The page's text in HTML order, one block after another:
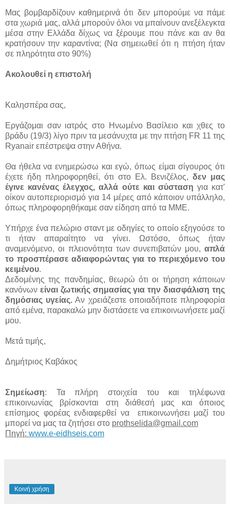
Μας βομβαρδίζουν καθημερινά ότι δεν μπορούμε να πάμε
στα χωριά μας, αλλά μπορούν όλοι να μπαίνουν ανεξέλεγκτα
μέσα στην Ελλάδα δίχως να ξέρουμε που πάνε και αν θα
κρατήσουν την καραντίνα; (Να σημειωθεί ότι η πτήση ήταν
σε πληρότητα στο 90%)
Ακολουθεί η επιστολή
Καλησπέρα σας,
Εργάζομαι σαν ιατρός στο Ηνωμένο Βασίλειο και χθες το
βράδυ (19/3) λίγο πριν τα μεσάνυχτα με την πτήση FR 11 της
Ryanair επέστρεψα στην Αθήνα.
Θα ήθελα να ενημερώσω και εγώ, όπως είμαι σίγουρος ότι
έχετε ήδη πληροφορηθεί, ότι στο Ελ. Βενιζέλος, δεν μας
έγινε κανένας έλεγχος, αλλά ούτε και σύσταση για κατ'
οίκον αυτοπεριορισμό για 14 μέρες από κάποιον υπάλληλο,
όπως πληροφορηθήκαμε σαν είδηση από τα ΜΜΕ.
Υπήρχε ένα πελώριο σταντ με οδηγίες το οποίο εξηγούσε το
τι ήταν απαραίτητο να γίνει. Ωστόσο, όπως ήταν
αναμενόμενο, οι πλειονότητα των συνεπιβατών μου, απλά
το προσπέρασε αδιαφορώντας για το περιεχόμενο του
κειμένου.
Δεδομένης της πανδημίας, θεωρώ ότι οι τήρηση κάποιων
κανόνων είναι ζωτικής σημασίας για την διασφάλιση της
δημόσιας υγείας. Αν χρειάζεστε οποιαδήποτε πληροφορία
από εμένα, παρακαλώ μην διστάσετε να επικοινωνήσετε μαζί
μου.
Μετά τιμής,
Δημήτριος Καβάκος
Σημείωση: Τα πλήρη στοιχεία του και τηλέφωνα
επικοινωνίας βρίσκονται στη διάθεσή μας και όποιος
επίσημος φορέας ενδιαφερθεί να
επικοινωνήσει μαζί του
μπορεί να μας τα ζητήσει στο prothselida@gmail.com
Πηγή: www.e-eidhseis.com
Κοινή χρήση